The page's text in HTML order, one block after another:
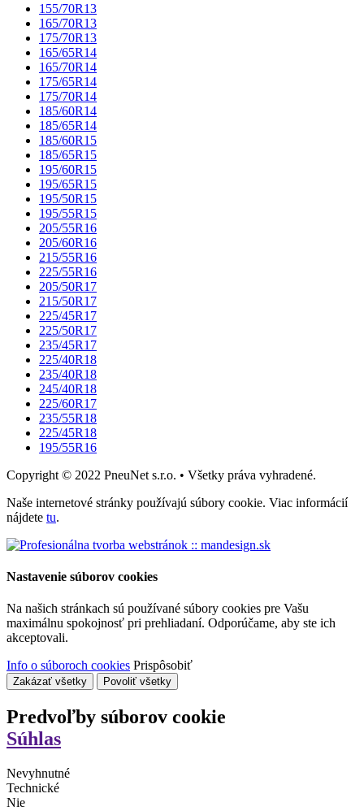
155/70R13
165/70R13
175/70R13
165/65R14
165/70R14
175/65R14
175/70R14
185/60R14
185/65R14
185/60R15
185/65R15
195/60R15
195/65R15
195/50R15
195/55R15
205/55R16
205/60R16
215/55R16
225/55R16
205/50R17
215/50R17
225/45R17
225/50R17
235/45R17
225/40R18
235/40R18
245/40R18
225/60R17
235/55R18
225/45R18
195/55R16
Copyright © 2022 PneuNet s.r.o. • Všetky práva vyhradené.
Naše internetové stránky používajú súbory cookie. Viac informácií
nájdete tu.
Nastavenie súborov cookies
Na našich stránkach sú používané súbory cookies pre Vašu
maximálnu spokojnosť pri prehliadaní. Odporúčame, aby ste ich
akceptovali.
Info o súboroch cookies Prispôsobiť
Zakázať všetky Povoliť všetky
Predvoľby súborov cookie
Súhlas
Nevyhnutné
Technické
Nie